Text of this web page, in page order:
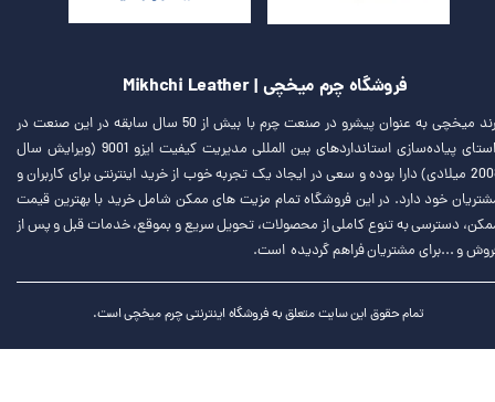
فروشگاه چرم میخچی | Mikhchi Leather
برند میخچی به عنوان پیشرو در صنعت چرم با بیش از 50 سال سابقه در این صنعت در
راستای پیاده‌سازی استانداردهای بین المللی مدیریت کیفیت ایزو 9001 (ویرایش سال
2008 میلادی) دارا بوده و سعی در ایجاد یک تجربه خوب از خرید اینترنتی برای کاربران و
خود دارد. در این فروشگاه تمام مزیت های ممکن شامل خرید با بهترین قیمت
دسترسی به تنوع کاملی از محصولات، تحویل سریع و بموقع، خدمات قبل و پس از
و ...برای مشتریان فراهم گردیده است.
تمام حقوق این سایت متعلق به فروشگاه اینترنتی چرم میخچی است.